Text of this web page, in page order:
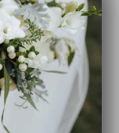
6766GG
Ti Sento Milano Pendant - Silver och Grön
1 kvar i lager!
1 898 kr